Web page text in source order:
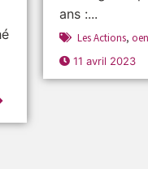
ans :...
Les Actions,
11 avril 2023